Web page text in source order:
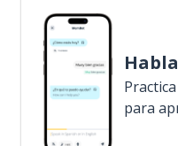
para